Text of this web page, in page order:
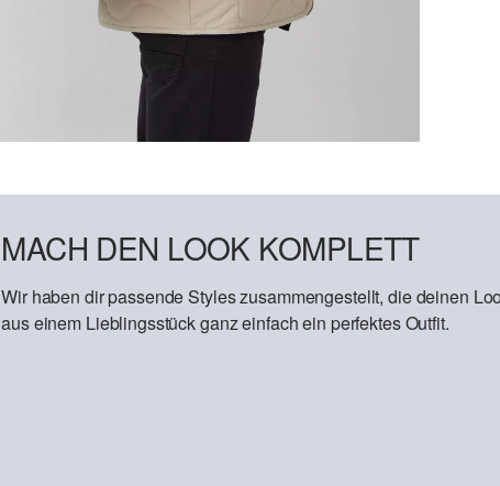
MACH DEN LOOK KOMPLETT
Wir haben dir passende Styles zusammengestellt, die deinen
aus einem Lieblingsstück ganz einfach ein perfektes Outfit.